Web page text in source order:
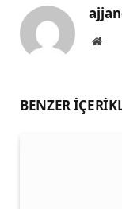
BENZER